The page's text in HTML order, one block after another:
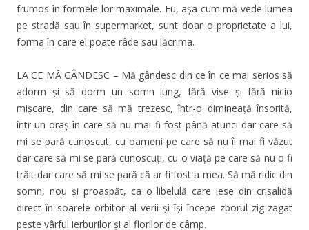
frumos în formele lor maximale. Eu, așa cum mă vede lumea
pe stradă sau în supermarket, sunt doar o proprietate a lui,
forma în care el poate râde sau lăcrima.
LA CE MĂ GÂNDESC – Mă gândesc din ce în ce mai serios să
adorm şi să dorm un somn lung, fără vise şi fără nicio
mișcare, din care să mă trezesc, într-o dimineață însorită,
într-un oraș în care să nu mai fi fost până atunci dar care să
mi se pară cunoscut, cu oameni pe care să nu îi mai fi văzut
dar care să mi se pară cunoscuți, cu o viață pe care să nu o fi
trăit dar care să mi se pară că ar fi fost a mea. Să mă ridic din
somn, nou şi proaspăt, ca o libelulă care iese din crisalidă
direct în soarele orbitor al verii şi îşi începe zborul zig-zagat
peste vârful ierburilor și al florilor de câmp.